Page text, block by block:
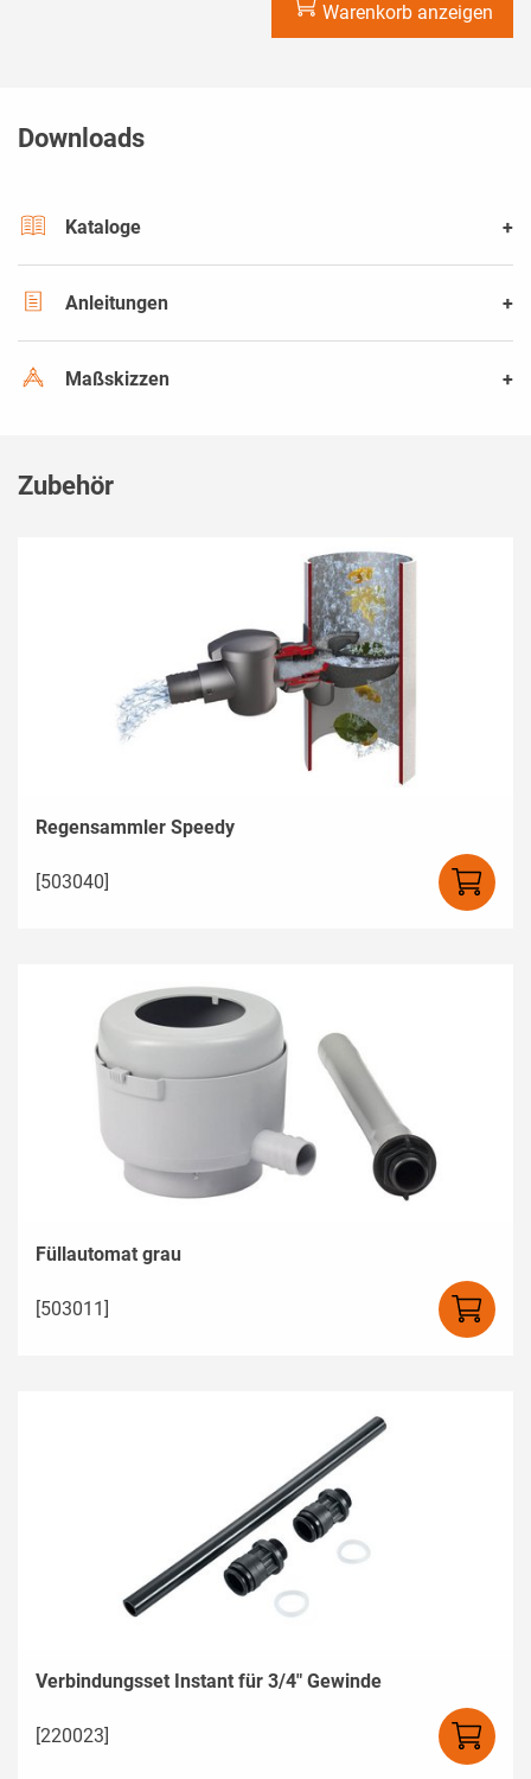
Warenkorb anzeigen
Downloads
Kataloge
Anleitungen
Maßskizzen
Zubehör
Regensammler Speedy
[503040]
Füllautomat grau
[503011]
Verbindungsset Instant für 3/4" Gewinde
[220023]